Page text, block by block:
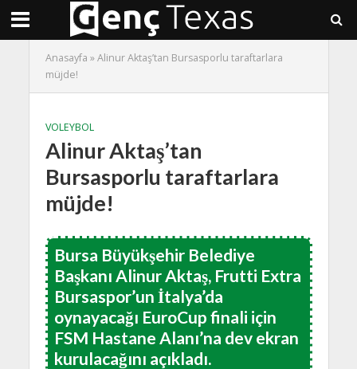
Anasayfa »Alinur Aktaş’tan Bursasporlu taraftarlara
müjde!
VOLEYBOL
Alinur Aktaş’tan
Bursasporlu taraftarlara
müjde!
Bursa Büyükşehir Belediye
Başkanı Alinur Aktaş, Frutti Extra
Bursaspor’un İtalya’da
oynayacağı EuroCup finali için
FSM Hastane Alanı’na dev ekran
kurulacağını açıkladı.